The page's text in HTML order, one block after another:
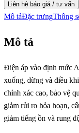
Liên hệ báo giá / tư vấn
Mô tảĐặc trưngThông
Mô tả
Điện áp vào định mức
xuống, dừng và điều
chính xác cao, bảo vệ
giảm rủi ro hỏa hoạn,
giảm tiếng ồn và rung